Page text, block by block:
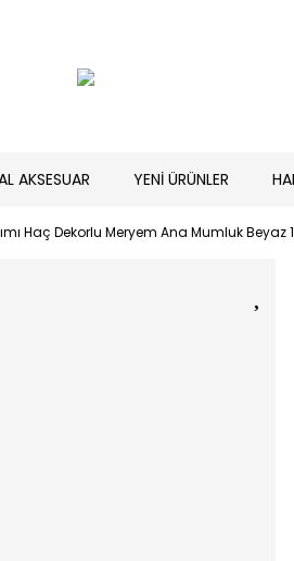
AKSESUAR YENİ ÜRÜNLER
Haç Dekorlu Meryem Ana Mumluk Beyaz